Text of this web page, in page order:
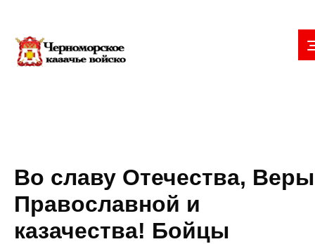
Во славу Отечества, Веры
Православной и
казачества! Бойцы